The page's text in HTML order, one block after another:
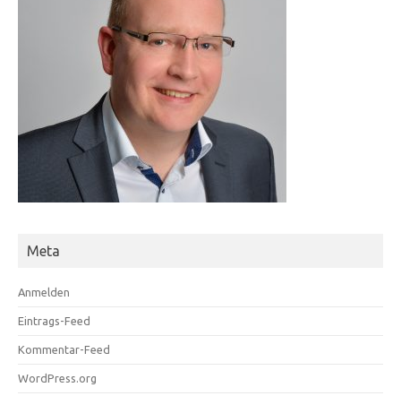
Meta
Anmelden
Eintrags-Feed
Kommentar-Feed
WordPress.org